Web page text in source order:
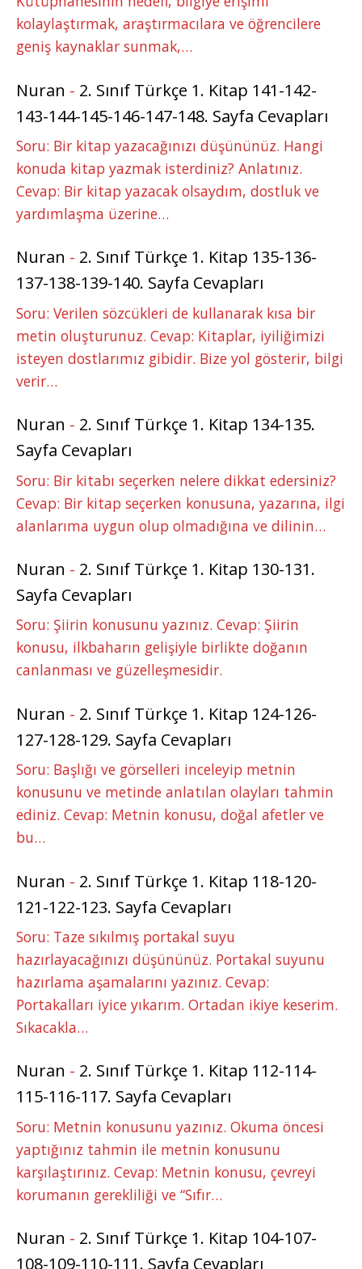
kolaylaştırmak, araştırmacılara ve öğrencilere
geniş kaynaklar sunmak,…
Nuran - 2. Sınıf Türkçe 1. Kitap 141-142-
143-144-145-146-147-148. Sayfa Cevapları
Soru: Bir kitap yazacağınızı düşününüz. Hangi
konuda kitap yazmak isterdiniz? Anlatınız.
Cevap: Bir kitap yazacak olsaydım, dostluk ve
yardımlaşma üzerine…
Nuran - 2. Sınıf Türkçe 1. Kitap 135-136-
137-138-139-140. Sayfa Cevapları
Soru: Verilen sözcükleri de kullanarak kısa bir
metin oluşturunuz. Cevap: Kitaplar, iyiliğimizi
isteyen dostlarımız gibidir. Bize yol gösterir, bilgi
verir…
Nuran - 2. Sınıf Türkçe 1. Kitap 134-135.
Sayfa Cevapları
Soru: Bir kitabı seçerken nelere dikkat edersiniz?
Cevap: Bir kitap seçerken konusuna, yazarına, ilgi
alanlarıma uygun olup olmadığına ve dilinin…
Nuran - 2. Sınıf Türkçe 1. Kitap 130-131.
Sayfa Cevapları
Soru: Şiirin konusunu yazınız. Cevap: Şiirin
konusu, ilkbaharın gelişiyle birlikte doğanın
canlanması ve güzelleşmesidir.
Nuran - 2. Sınıf Türkçe 1. Kitap 124-126-
127-128-129. Sayfa Cevapları
Soru: Başlığı ve görselleri inceleyip metnin
konusunu ve metinde anlatılan olayları tahmin
ediniz. Cevap: Metnin konusu, doğal afetler ve
bu…
Nuran - 2. Sınıf Türkçe 1. Kitap 118-120-
121-122-123. Sayfa Cevapları
Soru: Taze sıkılmış portakal suyu
hazırlayacağınızı düşününüz. Portakal suyunu
hazırlama aşamalarını yazınız. Cevap:
Portakalları iyice yıkarım. Ortadan ikiye keserim.
Sıkacakla…
Nuran - 2. Sınıf Türkçe 1. Kitap 112-114-
115-116-117. Sayfa Cevapları
Soru: Metnin konusunu yazınız. Okuma öncesi
yaptığınız tahmin ile metnin konusunu
karşılaştırınız. Cevap: Metnin konusu, çevreyi
korumanın gerekliliği ve “Sıfır…
Nuran - 2. Sınıf Türkçe 1. Kitap 104-107-
108-109-110-111. Sayfa Cevapları